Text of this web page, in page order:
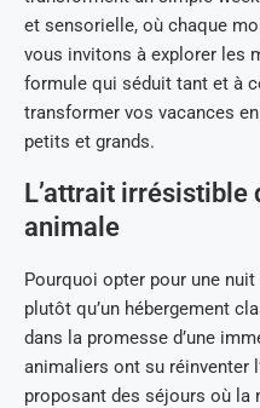
et sensorielle, où chaque
vous invitons à explorer les
formule qui séduit tant et à
transformer vos vacances
petits et grands.
L’attrait irrésistible
animale
Pourquoi opter pour une
plutôt qu’un hébergement
dans la promesse d’une
animaliers ont su réinventer
proposant des séjours où la